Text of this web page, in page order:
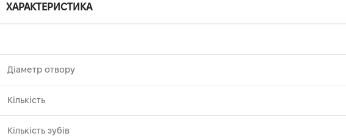
ХАРАКТЕРИСТИКА
Діаметр отвору
Кількість
Кількість зубів